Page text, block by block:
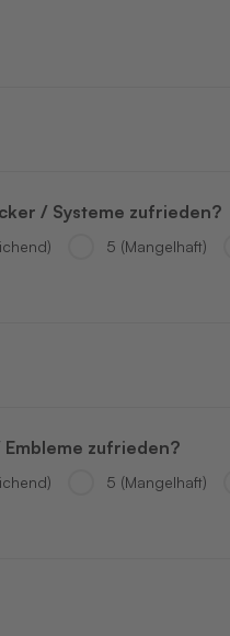
/ Systeme zufrieden?
5 (Mangelhaft)
zufrieden?
5 (Mangelhaft)